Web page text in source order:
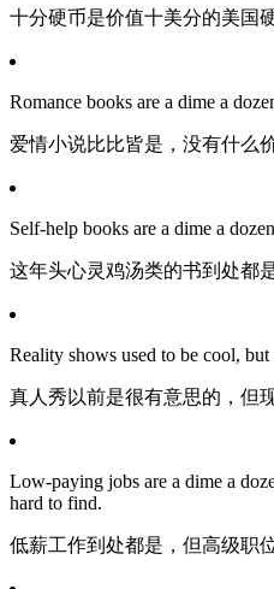
十分硬币是价值十美分的美国
Romance books are a dime a
爱情小说比比皆是，没有什么价
Self-help books are a dime a
这年头心灵鸡汤类的书到处都是
Reality shows used to be cool,
真人秀以前是很有意思的，但
Low-paying jobs are a dime a
hard to find.
低薪工作到处都是，但高级职